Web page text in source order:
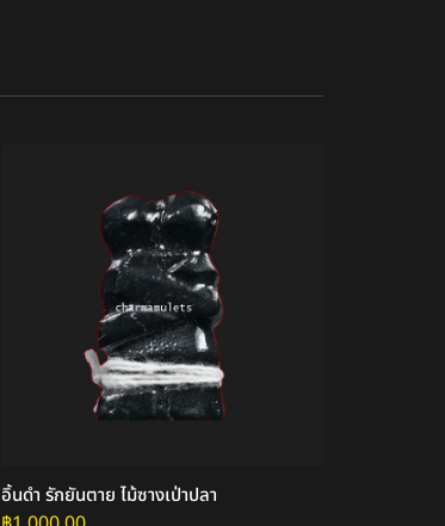
อิ้นดำ รักยันตาย ไม้ซางเป่าปลา